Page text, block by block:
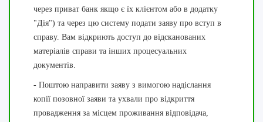
через приват банк якщо є їх клієнтом або в додатку
"Дія") та через цю систему подати заяву про вступ в
справу. Вам відкриють доступ до відсканованих
матеріалів справи та інших процесуальних
документів.
- Поштою направити заяву з вимогою надіслання
копії позовної заяви та ухвали про відкриття
провадження за місцем проживання відповідача,